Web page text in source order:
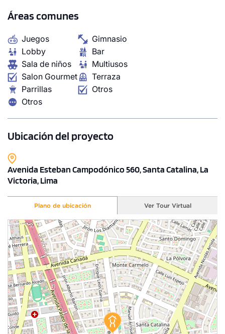
privilegiada, 560 Place es la elección ideal. ¡Descubre
Áreas comunes
Juegos
Gimnasio
Lobby
Bar
Sala de niños
Multiusos
Salon Gourmet
Terraza
Parrillas
Otros
Otros
Ubicación del proyecto
Avenida Esteban Campodónico 560, Santa Catalina, La
Victoria, Lima
Plano de ubicación Ver Tour Virtual